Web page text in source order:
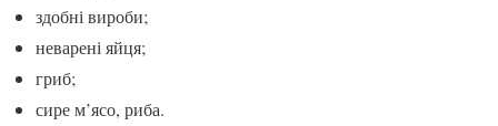
здобні вироби;
неварені яйця;
гриб;
сире м’ясо, риба.